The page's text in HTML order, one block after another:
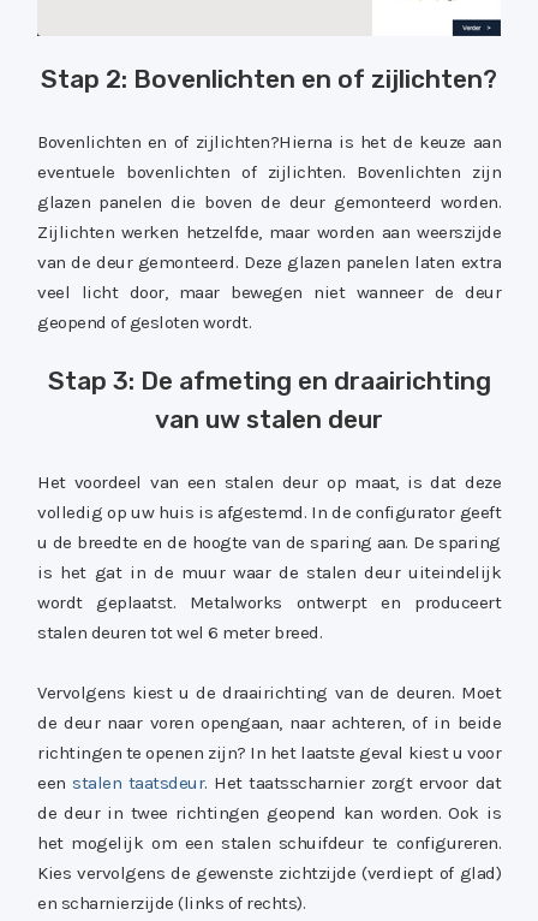
Stap 2: Bovenlichten en of zijlichten?
Bovenlichten en of zijlichten?Hierna is het de keuze aan
eventuele bovenlichten of zijlichten. Bovenlichten zijn
glazen panelen die boven de deur gemonteerd worden.
Zijlichten werken hetzelfde, maar worden aan weerszijde
van de deur gemonteerd. Deze glazen panelen laten extra
veel licht door, maar bewegen niet wanneer de deur
geopend of gesloten wordt.
Stap 3: De afmeting en draairichting
van uw stalen deur
Het voordeel van een stalen deur op maat, is dat deze
volledig op uw huis is afgestemd. In de configurator geeft
u de breedte en de hoogte van de sparing aan. De sparing
is het gat in de muur waar de stalen deur uiteindelijk
wordt geplaatst. Metalworks ontwerpt en produceert
stalen deuren tot wel 6 meter breed.
Vervolgens kiest u de draairichting van de deuren. Moet
de deur naar voren opengaan, naar achteren, of in beide
richtingen te openen zijn? In het laatste geval kiest u voor
een stalen taatsdeur. Het taatsscharnier zorgt ervoor dat
de deur in twee richtingen geopend kan worden. Ook is
het mogelijk om een stalen schuifdeur te configureren.
Kies vervolgens de gewenste zichtzijde (verdiept of glad)
en scharnierzijde (links of rechts).